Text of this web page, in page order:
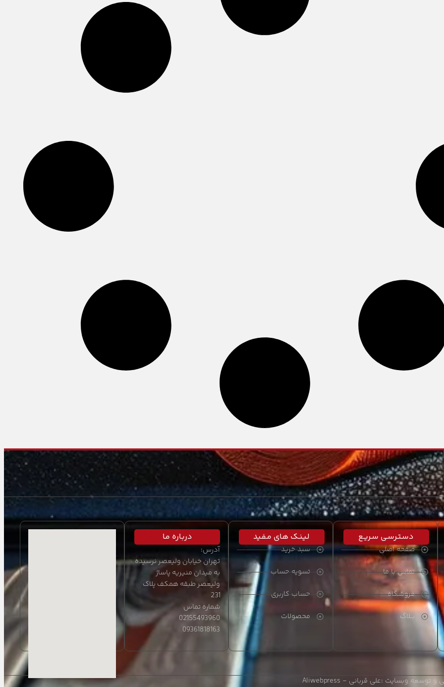
دسـتـرسـی سـریـع
صفحه اصلی
تماس با ما
فروشگاه
بــلاگ
لـیـنـک هـای مـفـید
سبد خرید
تسویه حساب
حساب کاربری
محصولات
دربـاره مـا
آدرس:
تهران خیابان ولیعصر نرسیده
به میدان منیریه پاساژ
ولیعصر طبقه همکف پلاک
231
شماره تماس
02155493960
09361818163
و توسعه وبسایت :علی قربانی - Aliwebpress